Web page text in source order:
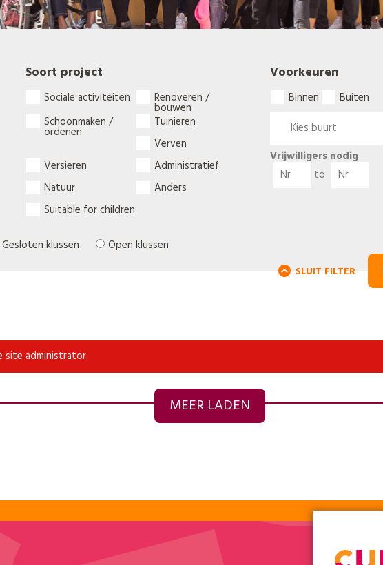
SLUIT FILTER
Soort project
Sociale activiteiten Renoveren /
bouwen
Schoonmaken /
ordenen
Tuinieren
Verven
Versieren
Administratief
Natuur
Anders
Suitable for children
Voorkeuren
Binnen Buiten
Vrijwilligers nodig
to
Gesloten klussen Open klussen
site administrator.
MEER LADEN